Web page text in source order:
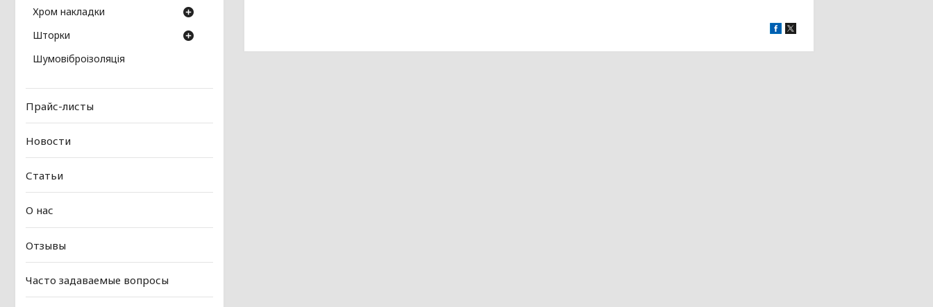
Хром накладки
Шторки
Шумовіброізоляція
Прайс-листы
Новости
Статьи
О нас
Отзывы
Часто задаваемые вопросы